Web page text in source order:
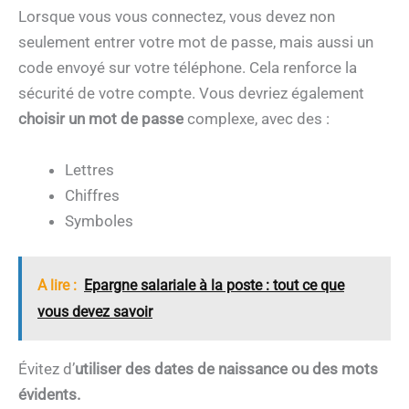
Lorsque vous vous connectez, vous devez non
seulement entrer votre mot de passe, mais aussi un
code envoyé sur votre téléphone. Cela renforce la
sécurité de votre compte. Vous devriez également
choisir un mot de passe complexe, avec des :
Lettres
Chiffres
Symboles
A lire : Epargne salariale à la poste : tout ce que
vous devez savoir
Évitez d’utiliser des dates de naissance ou des mots
évidents.